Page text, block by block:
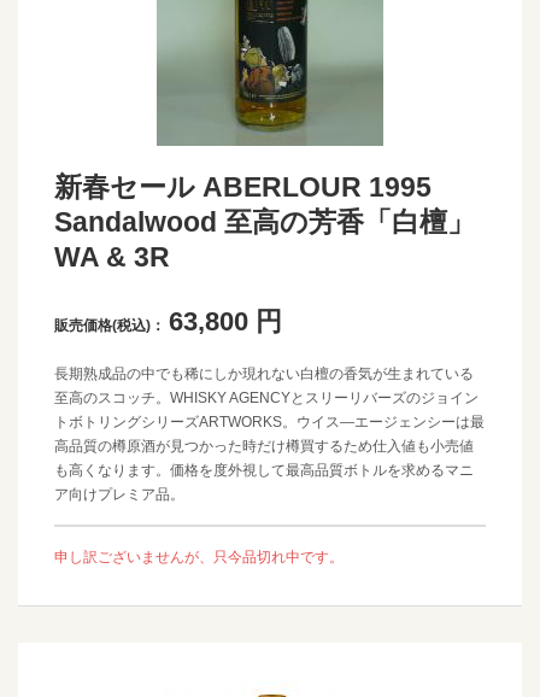
新春セール ABERLOUR 1995
Sandalwood 至高の芳香「白檀」
WA & 3R
販売価格(税込)： 63,800 円
長期熟成品の中でも稀にしか現れない白檀の香気が生まれている
至高のスコッチ。WHISKY AGENCYとスリーリバーズのジョイン
トボトリングシリーズARTWORKS。ウイス―エージェンシーは最
高品質の樽原酒が見つかった時だけ樽買するため仕入値も小売値
も高くなります。価格を度外視して最高品質ボトルを求めるマニ
ア向けプレミア品。
申し訳ございませんが、只今品切れ中です。